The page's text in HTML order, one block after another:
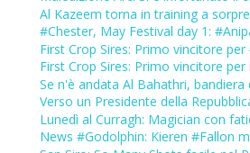
Al Kazeem torna in training a
#Chester, May Festival day 1:
First Crop Sires: Primo vincitore per
First Crop Sires: Primo vincitore per
Se n'è andata Al Bahathri, bandiera
Verso un Presidente della
Lunedì al Curragh: Magician con
News #Godolphin: Kieren #Fallon